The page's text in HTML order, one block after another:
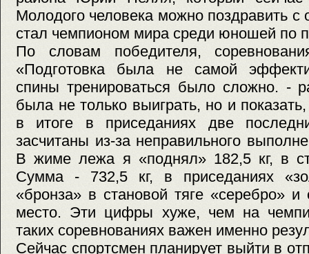
Молодого человека можно поздравить с
стал чемпионом мира среди юношей по
По словам победителя,
«Подготовка была не самой
спины тренироваться было сложно. -
была не только выиграть, но и
в итоге в приседаниях две
засчитаны из-за неправильного
В жиме лежа я «поднял» 182,5 кг, в
Сумма - 732,5 кг, в приседаниях
«бронза» в становой тяге «серебро»
место. Эти цифры хуже, чем на
таких соревнованиях важен именно
Сейчас спортсмен планирует выйти в